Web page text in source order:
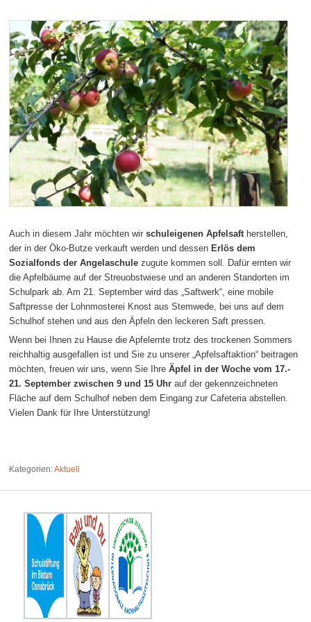
Auch in diesem Jahr möchten wirschuleigenen Apfelsaft herstellen,
der in der Öko-Butze verkauft werden und dessenErlös dem
Sozialfonds der Angelaschule zugute kommen soll. Dafür ernten wir
die Apfelbäume auf der Streuobstwiese und an anderen Standorten im
Schulpark ab. Am 21. September wird das „Saftwerk“, eine mobile
Saftpresse der Lohnmosterei Knost aus Stemwede, bei uns auf dem
Schulhof stehen und aus den Äpfeln den leckeren Saft pressen.
Wenn bei Ihnen zu Hause die Apfelernte trotz des trockenen Sommers
reichhaltig ausgefallen ist und Sie zu unserer „Apfelsaftaktion“ beitragen
möchten, freuen wir uns, wenn Sie IhreÄpfel in der Woche vom 17.-
21. September zwischen 9 und 15 Uhrauf der gekennzeichneten
Fläche auf dem Schulhof neben dem Eingang zur Cafeteria abstellen.
Vielen Dank für Ihre Unterstützung!
Kategorien:Aktuell